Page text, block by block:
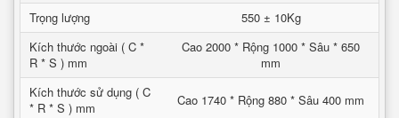
Trọng lượng
550 ± 10Kg
Kích thước ngoài ( C *
R * S ) mm
Cao 2000 * Rộng 1000 * Sâu * 650
mm
Kích thước sử dụng ( C
* R * S ) mm
Cao 1740 * Rộng 880 * Sâu 400 mm